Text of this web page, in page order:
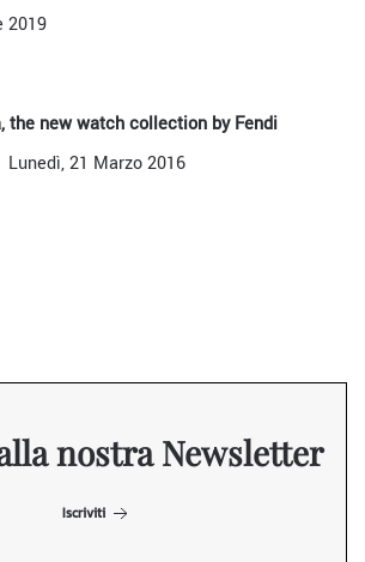
2019
the new watch collection by Fendi
Lunedì, 21 Marzo 2016
nostra Newsletter
Iscriviti